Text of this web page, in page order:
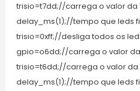
trisio=t7dd;//carrega o valor da
delay_ms(1);//tempo que leds
trisio=0xff;//desliga todos os
gpio=o6dd;//carrega o valor da
trisio=t6dd;//carrega o valor da
delay_ms(1);//tempo que leds